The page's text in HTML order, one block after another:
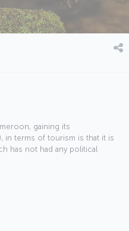
gaining its
in terms of tourism is that it is
has not had any political
heart of the nature with its
the city on foot seeing that it
hills” in some sources.